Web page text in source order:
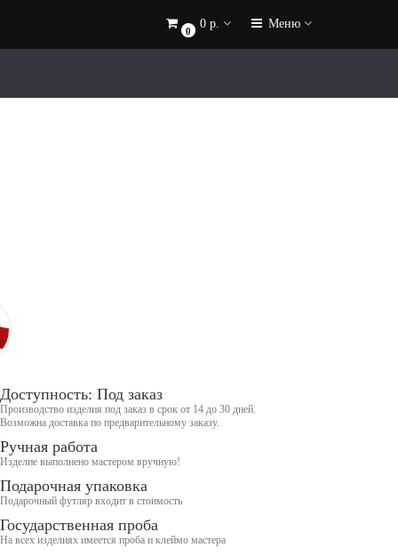
0
0 р. Меню
Доступность: Под заказ
Производство изделия под заказ в срок от 14 до 30 дней.
Возможна доставка по предварительному заказу.
Ручная работа
Изделие выполнено мастером вручную!
Подарочная упаковка
Подарочный футляр входит в стоимость
Государственная проба
На всех изделиях имеется проба и клеймо мастера